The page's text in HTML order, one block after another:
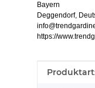
Bayern
Deggendorf,
https://
Wert